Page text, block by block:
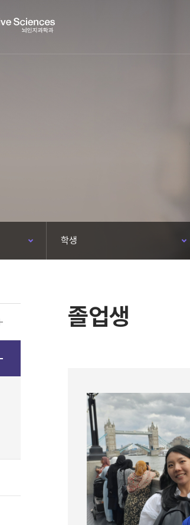
학생
졸업생